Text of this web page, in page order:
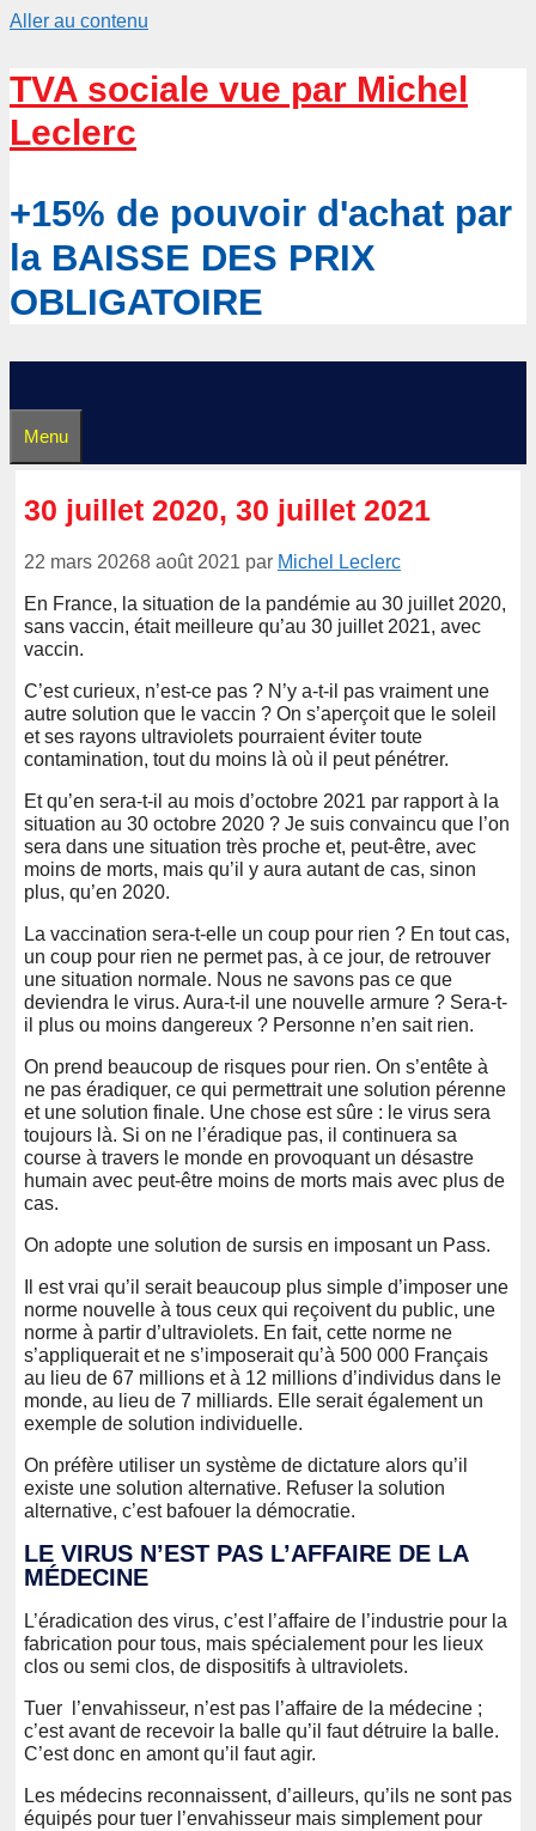
Aller au contenu
TVA sociale vue par Michel
Leclerc
+15% de pouvoir d'achat par
la BAISSE DES PRIX
OBLIGATOIRE
Menu
30 juillet 2020, 30 juillet 2021
22 mars 20268 août 2021 par Michel Leclerc
En France, la situation de la pandémie au 30 juillet 2020,
sans vaccin, était meilleure qu’au 30 juillet 2021, avec
vaccin.
C’est curieux, n’est-ce pas ? N’y a-t-il pas vraiment une
autre solution que le vaccin ? On s’aperçoit que le soleil
et ses rayons ultraviolets pourraient éviter toute
contamination, tout du moins là où il peut pénétrer.
Et qu’en sera-t-il au mois d’octobre 2021 par rapport à la
situation au 30 octobre 2020 ? Je suis convaincu que l’on
sera dans une situation très proche et, peut-être, avec
moins de morts, mais qu’il y aura autant de cas, sinon
plus, qu’en 2020.
La vaccination sera-t-elle un coup pour rien ? En tout cas,
un coup pour rien ne permet pas, à ce jour, de retrouver
une situation normale. Nous ne savons pas ce que
deviendra le virus. Aura-t-il une nouvelle armure ? Sera-t-
il plus ou moins dangereux ? Personne n’en sait rien.
On prend beaucoup de risques pour rien. On s’entête à
ne pas éradiquer, ce qui permettrait une solution pérenne
et une solution finale. Une chose est sûre : le virus sera
toujours là. Si on ne l’éradique pas, il continuera sa
course à travers le monde en provoquant un désastre
humain avec peut-être moins de morts mais avec plus de
cas.
On adopte une solution de sursis en imposant un Pass.
Il est vrai qu’il serait beaucoup plus simple d’imposer une
norme nouvelle à tous ceux qui reçoivent du public, une
norme à partir d’ultraviolets. En fait, cette norme ne
s’appliquerait et ne s’imposerait qu’à 500 000 Français
au lieu de 67 millions et à 12 millions d’individus dans le
monde, au lieu de 7 milliards. Elle serait également un
exemple de solution individuelle.
On préfère utiliser un système de dictature alors qu’il
existe une solution alternative. Refuser la solution
alternative, c’est bafouer la démocratie.
LE VIRUS N’EST PAS L’AFFAIRE DE LA
MÉDECINE
L’éradication des virus, c’est l’affaire de l’industrie pour la
fabrication pour tous, mais spécialement pour les lieux
clos ou semi clos, de dispositifs à ultraviolets.
Tuer l’envahisseur, n’est pas l’affaire de la médecine ;
c’est avant de recevoir la balle qu’il faut détruire la balle.
C’est donc en amont qu’il faut agir.
Les médecins reconnaissent, d’ailleurs, qu’ils ne sont pas
équipés pour tuer l’envahisseur mais simplement pour